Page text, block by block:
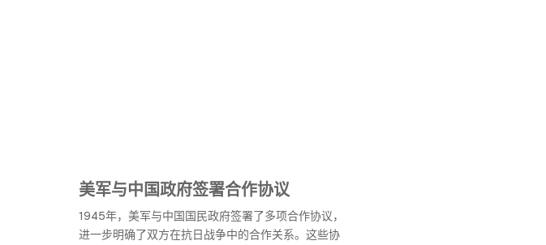
美军与中国政府签署合作协议
1945年，美军与中国国民政府签署了多项合作协议，
进一步明确了双方在抗日战争中的合作关系。这些协